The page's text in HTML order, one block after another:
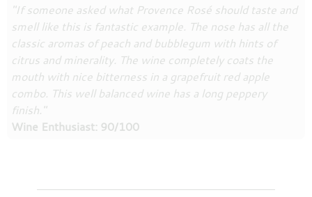
"If someone asked what Provence Rosé should taste and
smell like this is fantastic example. The nose has all the
classic aromas of peach and bubblegum with hints of
citrus and minerality. The wine completely coats the
mouth with nice bitterness in a grapefruit red apple
combo. This well balanced wine has a long peppery
finish."
Wine Enthusiast: 90/100